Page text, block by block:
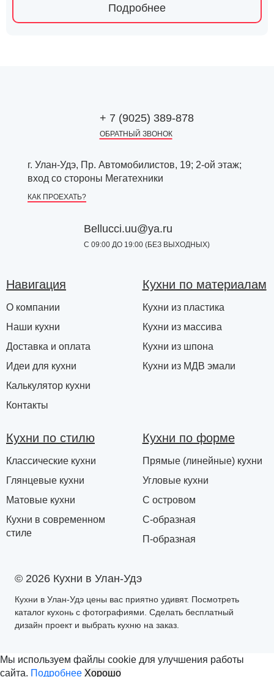
Подробнее
+ 7 (9025) 389-878
ОБРАТНЫЙ ЗВОНОК
г. Улан-Удэ, Пр. Автомобилистов, 19; 2-ой этаж;
вход со стороны Мегатехники
КАК ПРОЕХАТЬ?
Bellucci.uu@ya.ru
С 09:00 ДО 19:00 (БЕЗ ВЫХОДНЫХ)
© 2026 Кухни в Улан-Удэ
Кухни в Улан-Удэ цены вас приятно удивят. Посмотреть
каталог кухонь с фотографиями. Сделать бесплатный
дизайн проект и выбрать кухню на заказ.
Навигация
О компании
Наши кухни
Доставка и оплата
Идеи для кухни
Калькулятор кухни
Контакты
Кухни по материалам
Кухни из пластика
Кухни из массива
Кухни из шпона
Кухни из МДВ эмали
Кухни по стилю
Классические кухни
Глянцевые кухни
Матовые кухни
Кухни в современном
стиле
Кухни по форме
Прямые (линейные) кухни
Угловые кухни
С островом
С-образная
П-образная
Мы используем файлы cookie для улучшения работы
сайта. Подробнее Хорошо